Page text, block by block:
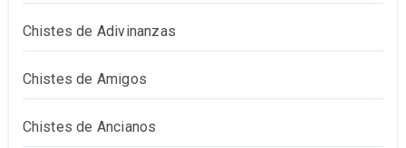
Chistes de Adivinanzas
Chistes de Amigos
Chistes de Ancianos